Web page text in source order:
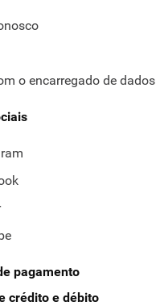
o encarregado de dados
pagamento
crédito e débito